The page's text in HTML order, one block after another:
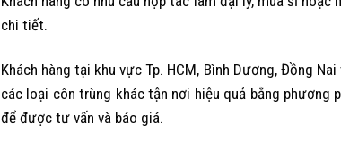
chi tiết.
Khách hàng tại khu vực Tp. HCM, Bình Dương, Đồng
các loại côn trùng khác tận nơi hiệu quả bằng
để được tư vấn và báo giá.